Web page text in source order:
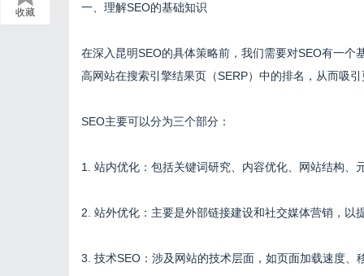
收藏 一、理解SEO的基础知识
在深入昆明SEO的具体策略前，我们需要对SEO有一
高网站在搜索引擎结果页（SERP）中的排名，从而吸
SEO主要可以分为三个部分：
1. 站内优化：包括关键词研究、内容优化、网站结构、
2. 站外优化：主要是外部链接建设和社交媒体营销，以
3. 技术SEO：涉及网站的技术层面，如页面加载速度、